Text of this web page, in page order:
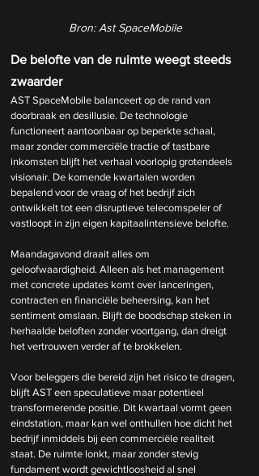
Bron: Ast SpaceMobile
De belofte van de ruimte weegt steeds
zwaarder
AST SpaceMobile balanceert op de rand van
doorbraak en desillusie. De technologie
functioneert aantoonbaar op beperkte schaal,
maar zonder commerciële tractie of tastbare
inkomsten blijft het verhaal voorlopig grotendeels
visionair. De komende kwartalen worden
bepalend voor de vraag of het bedrijf zich
ontwikkelt tot een disruptieve telecomspeler of
vastloopt in zijn eigen kapitaalintensieve belofte.
Maandagavond draait alles om
geloofwaardigheid. Alleen als het management
met concrete updates komt over lanceringen,
contracten en financiële beheersing, kan het
sentiment omslaan. Blijft de boodschap steken in
herhaalde beloften zonder voortgang, dan dreigt
het vertrouwen verder af te brokkelen.
Voor beleggers die bereid zijn het risico te dragen,
blijft AST een speculatieve maar potentieel
transformerende positie. Dit kwartaal vormt geen
eindstation, maar kan wel onthullen hoe dicht het
bedrijf inmiddels bij een commerciële realiteit
staat. De ruimte lonkt, maar zonder stevig
fundament wordt gewichtloosheid al snel